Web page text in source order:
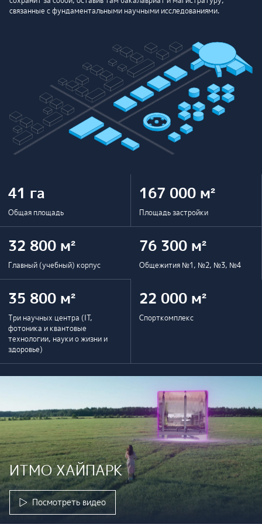
связанные с фундаментальными научными исследованиями.
41 га
Общая площадь
167 000 м²
Площадь застройки
32 800 м²
Главный (учебный) корпус
76 300 м²
Общежития №1, №2, №3, №4
35 800 м²
Три научных центра (IT,
фотоника и квантовые
технологии, науки о жизни и
здоровье)
22 000 м²
Спорткомплекс
ИТМО ХАЙПАРК
Посмотреть видео